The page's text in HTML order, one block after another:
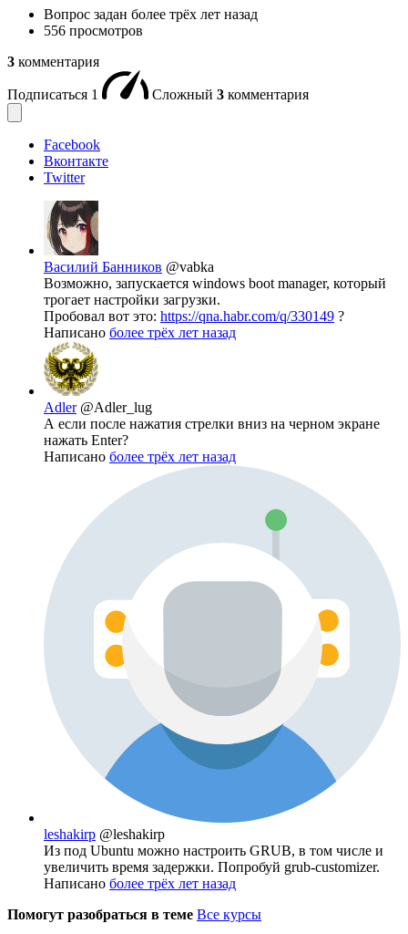
Вопрос задан более трёх лет назад
556 просмотров
3 комментария
Подписаться 1 Сложный 3 комментария
Facebook
Вконтакте
Twitter
Василий Банников @vabka
Возможно, запускается windows boot manager, который
трогает настройки загрузки.
Пробовал вот это: https://qna.habr.com/q/330149 ?
Написано более трёх лет назад
Adler @Adler_lug
А если после нажатия стрелки вниз на черном экране
нажать Enter?
Написано более трёх лет назад
leshakirp @leshakirp
Из под Ubuntu можно настроить GRUB, в том числе и
увеличить время задержки. Попробуй grub-customizer.
Написано более трёх лет назад
Помогут разобраться в теме Все курсы